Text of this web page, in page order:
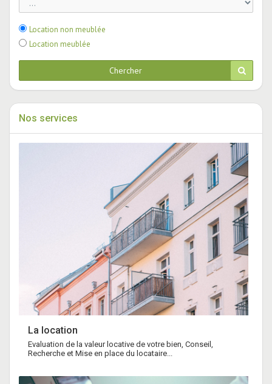
Location non meublée
Location meublée
Chercher
Nos services
La location
Evaluation de la valeur locative de votre bien, Conseil,
Recherche et Mise en place du locataire...